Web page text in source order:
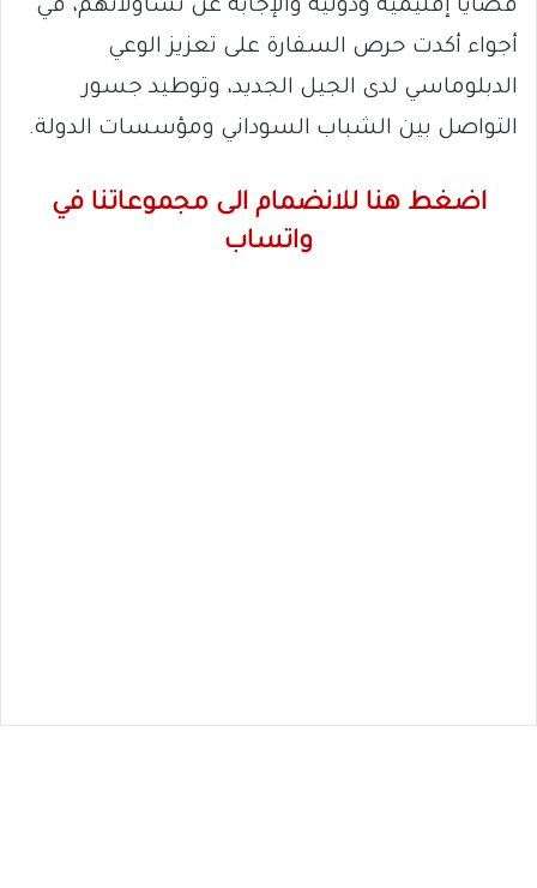
قضايا إقليمية ودولية والإجابة عن تساؤلاتهم، في
أجواء أكدت حرص السفارة على تعزيز الوعي
الدبلوماسي لدى الجيل الجديد، وتوطيد جسور
التواصل بين الشباب السوداني ومؤسسات الدولة.
اضغط هنا للانضمام الى مجموعاتنا في
واتساب